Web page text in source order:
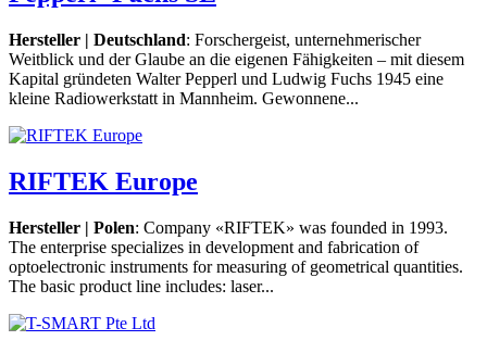
Hersteller | Deutschland: Forschergeist, unternehmerischer
Weitblick und der Glaube an die eigenen Fähigkeiten – mit diesem
Kapital gründeten Walter Pepperl und Ludwig Fuchs 1945 eine
kleine Radiowerkstatt in Mannheim. Gewonnene...
RIFTEK Europe
Hersteller | Polen: Company «RIFTEK» was founded in 1993.
The enterprise specializes in development and fabrication of
optoelectronic instruments for measuring of geometrical quantities.
The basic product line includes: laser...